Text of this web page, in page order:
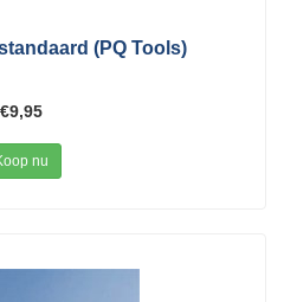
(PQ Tools)
€9,95
nu